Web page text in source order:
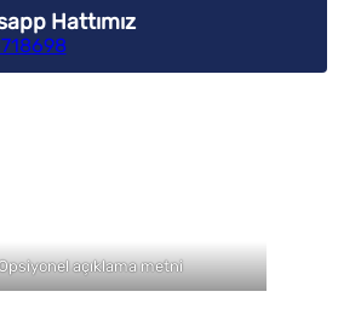
Hattımız
açıklama metni